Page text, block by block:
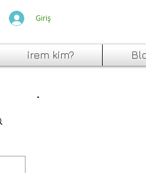
Giriş
irem kim?